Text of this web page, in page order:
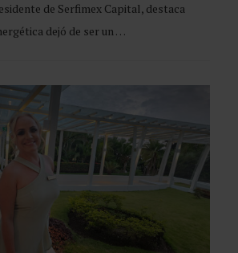
de Serfimex Capital, destaca
dejó de ser un …